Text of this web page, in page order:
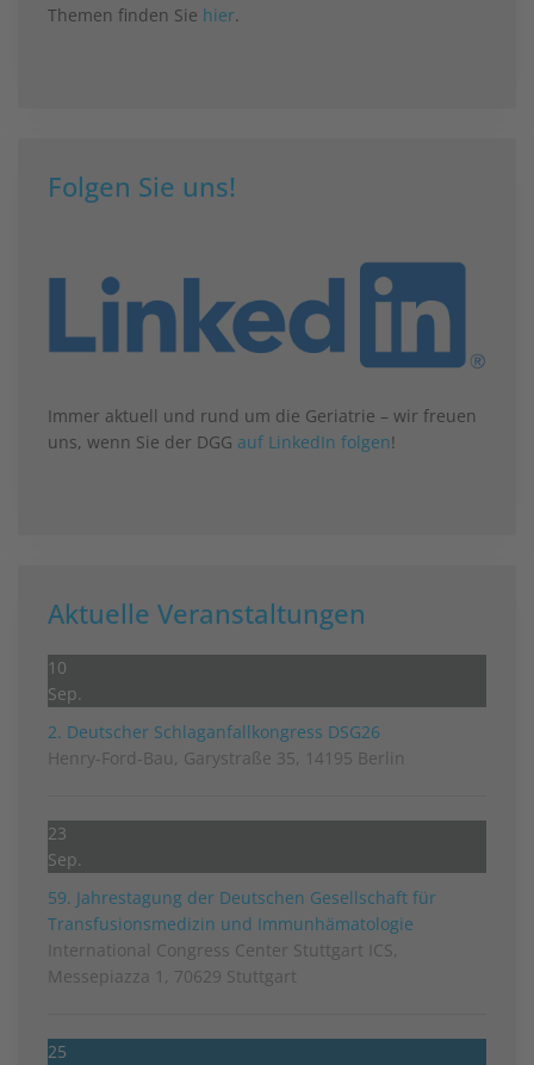
Themen finden Sie hier.
Folgen Sie uns!
Immer aktuell und rund um die Geriatrie – wir freuen
uns, wenn Sie der DGG auf LinkedIn folgen!
Aktuelle Veranstaltungen
10
Sep.
2. Deutscher Schlag­anfall­kongress DSG26
Henry-Ford-Bau, Garystraße 35, 14195 Berlin
23
Sep.
59. Jahrestagung der Deutschen Gesellschaft für
Transfusionsmedizin und Immunhämatologie
International Congress Center Stuttgart ICS,
Messepiazza 1, 70629 Stuttgart
25